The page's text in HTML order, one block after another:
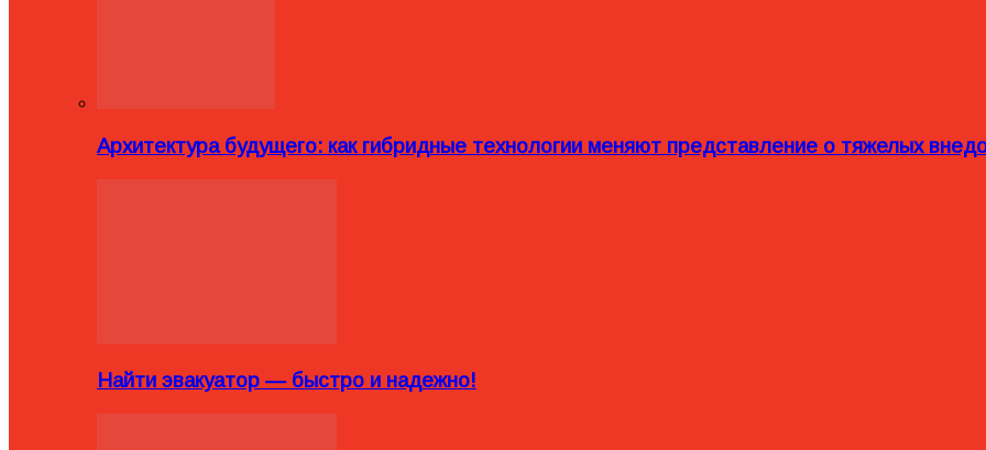
Архитектура будущего: как гибридные технологии меняют представление о тяжелых
Найти эвакуатор — быстро и надежно!